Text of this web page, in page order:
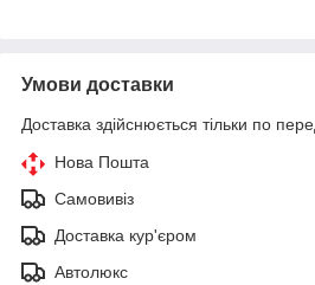
Умови доставки
Доставка здійснюється тільки по
Нова Пошта
Самовивіз
Доставка кур'єром
Автолюкс